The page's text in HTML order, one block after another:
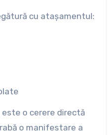
cu atașamentul:
o cerere directă
o manifestare a